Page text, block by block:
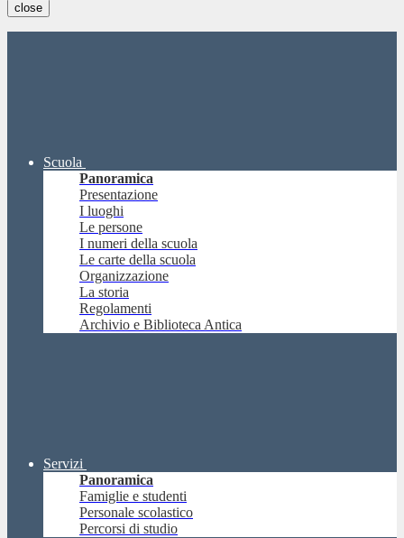
close
Scuola
Panoramica
Presentazione
I luoghi
Le persone
I numeri della scuola
Le carte della scuola
Organizzazione
La storia
Regolamenti
Archivio e Biblioteca Antica
Servizi
Panoramica
Famiglie e studenti
Personale scolastico
Percorsi di studio